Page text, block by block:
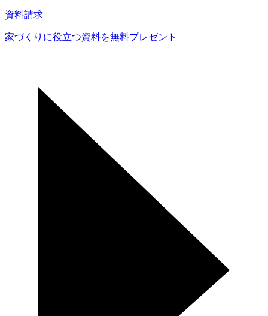
資料請求
家づくりに役立つ資料を無料プレゼント